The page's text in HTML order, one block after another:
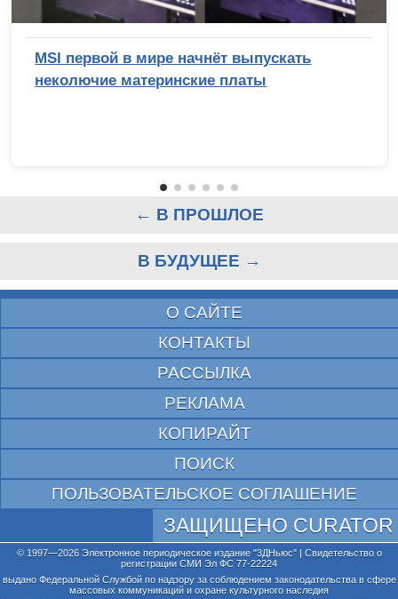
MSI первой в мире начнёт выпускать
неколючие материнские платы
← В ПРОШЛОЕ
В БУДУЩЕЕ →
О САЙТЕ
КОНТАКТЫ
РАССЫЛКА
РЕКЛАМА
КОПИРАЙТ
ПОИСК
ПОЛЬЗОВАТЕЛЬСКОЕ СОГЛАШЕНИЕ
ЗАЩИЩЕНО CURATOR
© 1997—2026 Электронное периодическое издание "3ДНьюс" | Свидетельство о
регистрации СМИ Эл ФС 77-22224
выдано Федеральной Службой по надзору за соблюдением законодательства в сфере
массовых коммуникаций и охране культурного наследия